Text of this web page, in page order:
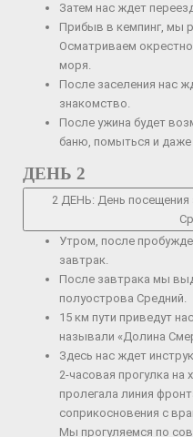
Затем нас ждет
Прибыв в кемпинг, мы
Осматриваем
моря.
После заселения нас
знакомство.
После ужина будет
баню, помыться и
ДЕНЬ 2
2 ДЕНЬ: День посещения
Утром, после
завтрак.
После завтрака мы
полуострова Средний.
15 км пути приведут
называли «Долина
Здесь нас ждет
2-часовая прогулка на
пролегала линия
соприкосновения с
Мы прогуляемся по